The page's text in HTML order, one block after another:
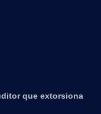
que extorsiona